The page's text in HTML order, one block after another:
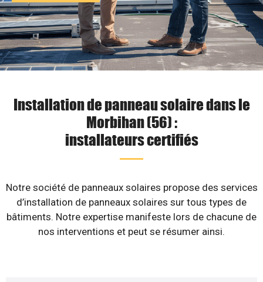
Installation de panneau solaire dans le
Morbihan (56) :
installateurs certifiés
Notre société de panneaux solaires propose des services
d’installation de panneaux solaires sur tous types de
bâtiments. Notre expertise manifeste lors de chacune de
nos interventions et peut se résumer ainsi.